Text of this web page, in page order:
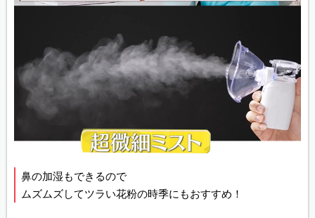
鼻の加湿もできるので
ムズムズしてツラい花粉の時季にもおすすめ！